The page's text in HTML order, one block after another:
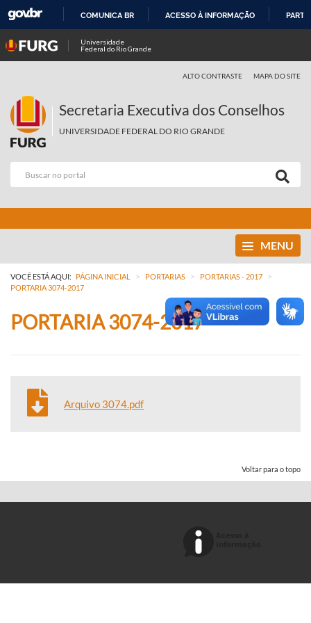
COMUNICA BR ACESSO À INFORMAÇÃO
Universidade
Federal do Rio Grande
ALTO CONTRASTE MAPA DO SITE
Secretaria Executiva dos Conselhos
UNIVERSIDADE FEDERAL DO RIO GRANDE
MENU
VOCÊ ESTÁ AQUI: PÁGINA INICIAL > PORTARIAS > PORTARIAS - 2017 >
PORTARIA 3074-2017
PORTARIA 3074-2017
Arquivo 3074.pdf
Voltar para o topo